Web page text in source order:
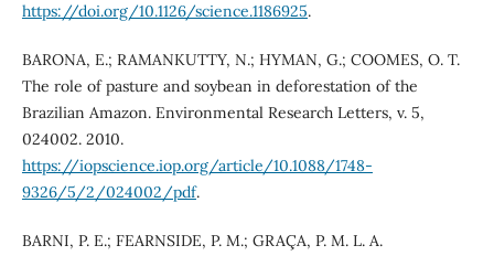
https://doi.org/10.1126/science.1186925.
BARONA, E.; RAMANKUTTY, N.; HYMAN, G.; COOMES, O. T.
The role of pasture and soybean in deforestation of the
Brazilian Amazon. Environmental Research Letters, v. 5,
024002. 2010.
https://iopscience.iop.org/article/10.1088/1748-
9326/5/2/024002/pdf.
BARNI, P. E.; FEARNSIDE, P. M.; GRAÇA, P. M. L. A.